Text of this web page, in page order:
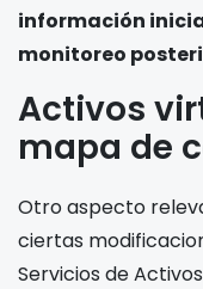
información
monitoreo
Activos
mapa de
Otro aspecto
ciertas
Servicios de